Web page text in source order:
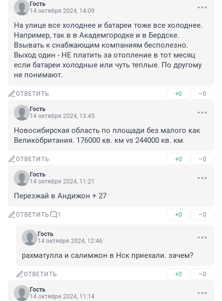
Гость
14 октября 2024, 14:09
На улице все холоднее и батареи тоже все холоднее.
Например, так в в Академгородке и в Бердске.
Взывать к снабжающим компаниям бесполезно.
Выход один - НЕ платить за отопление в тот месяц
если батареи холодные или чуть теплые. По другому
не понимают.
ОТВЕТИТЬ +0 –0
Гость
14 октября 2024, 13:45
Новосибирская область по площади без малого как
Великобритания. 176000 кв. км vs 244000 кв. км.
ОТВЕТИТЬ +0 –0
Гость
14 октября 2024, 11:21
Перезжай в Андижон + 27
ОТВЕТИТЬ 1 +0 –0
Гость
14 октября 2024, 12:46
рахматулла и салимжон в Нск приехали. зачем?
ОТВЕТИТЬ +0 –0
Гость
14 октября 2024, 11:14